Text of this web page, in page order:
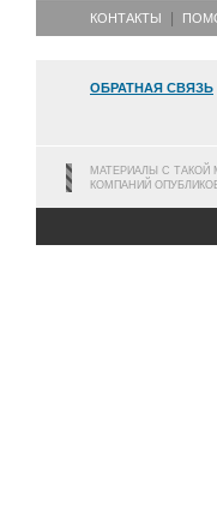
КОНТАКТЫ
ОБРАТНАЯ СВЯЗЬ
МАТЕРИАЛЫ С ТАКОЙ
КОМПАНИЙ